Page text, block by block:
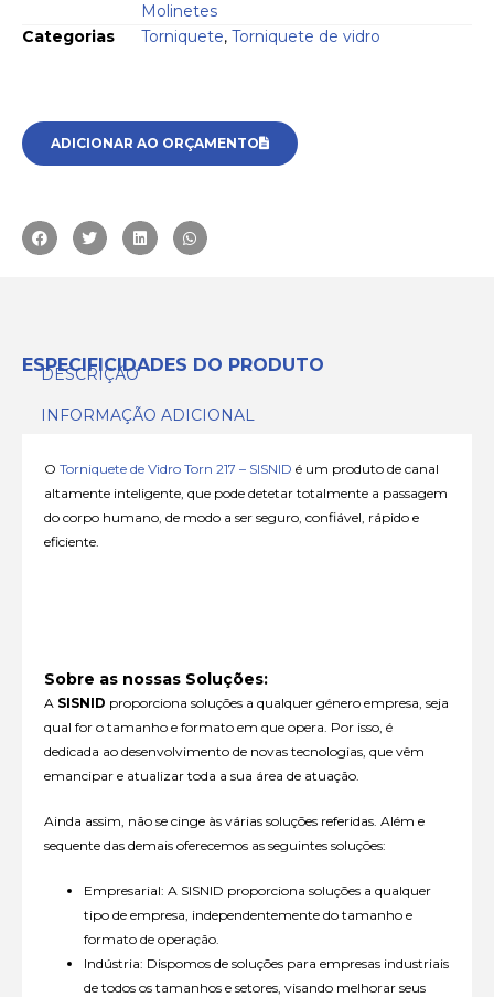
Molinetes
Categorias
Torniquete, Torniquete de vidro
ADICIONAR AO ORÇAMENTO
ESPECIFICIDADES DO PRODUTO
DESCRIÇÃO
INFORMAÇÃO ADICIONAL
O Torniquete de Vidro Torn 217 – SISNID é um produto de canal
altamente inteligente, que pode detetar totalmente a passagem
do corpo humano, de modo a ser seguro, confiável, rápido e
eficiente.
Sobre as nossas Soluções:
A SISNID proporciona soluções a qualquer género empresa, seja
qual for o tamanho e formato em que opera. Por isso, é
dedicada ao desenvolvimento de novas tecnologias, que vêm
emancipar e atualizar toda a sua área de atuação.
Ainda assim, não se cinge às várias soluções referidas. Além e
sequente das demais oferecemos as seguintes soluções:
Empresarial: A SISNID proporciona soluções a qualquer
tipo de empresa, independentemente do tamanho e
formato de operação.
Indústria: Dispomos de soluções para empresas industriais
de todos os tamanhos e setores, visando melhorar seus